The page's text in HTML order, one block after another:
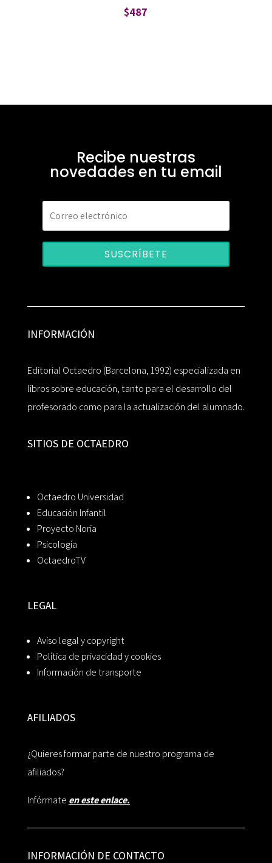
$487
Recibe nuestras
novedades en tu email
SUSCRÍBETE
INFORMACIÓN
Editorial Octaedro (Barcelona, 1992) especializada en
libros sobre educación, tanto para el desarrollo del
profesorado como para la actualización del alumnado.
SITIOS DE OCTAEDRO
Octaedro Universidad
Educación Infantil
Proyecto Noria
Psicología
OctaedroTV
LEGAL
Aviso legal y copyright
Política de privacidad y cookies
Información de transporte
AFILIADOS
¿Quieres formar parte de nuestro programa de
afiliados?
Infórmate en este enlace.
INFORMACIÓN DE CONTACTO